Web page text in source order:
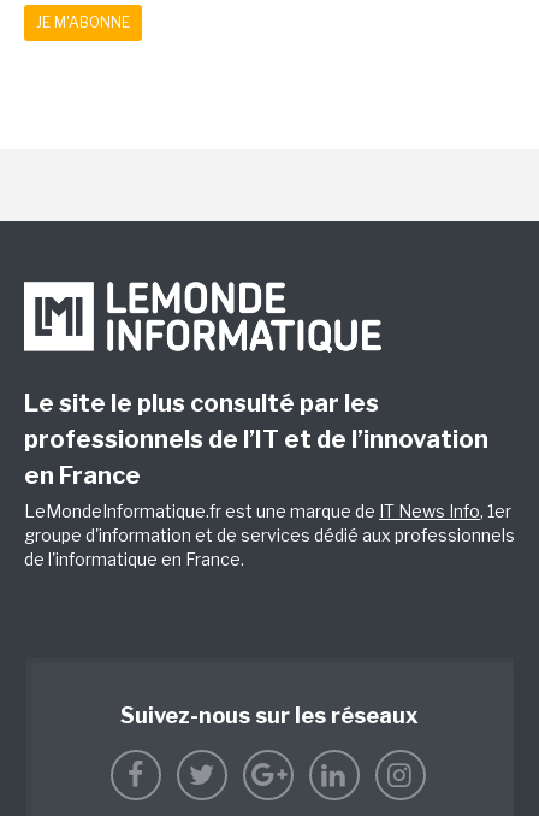
JE M'ABONNE
Le site le plus consulté par les
professionnels de l’IT et de l’innovation
en France
LeMondeInformatique.fr est une marque de IT News Info, 1er
groupe d'information et de services dédié aux professionnels
de l'informatique en France.
Suivez-nous sur les réseaux